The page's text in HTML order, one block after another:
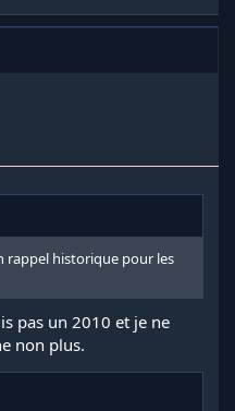
rappel historique pour les
pas un 2010 et je ne
non plus.